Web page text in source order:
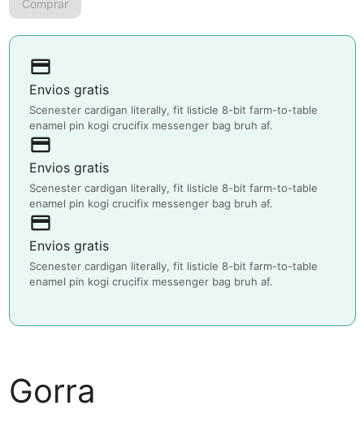
payment
Envios gratis
Scenester cardigan literally, fit listicle 8-bit farm-to-table
enamel pin kogi crucifix messenger bag bruh af.
payment
Envios gratis
Scenester cardigan literally, fit listicle 8-bit farm-to-table
enamel pin kogi crucifix messenger bag bruh af.
payment
Envios gratis
Scenester cardigan literally, fit listicle 8-bit farm-to-table
enamel pin kogi crucifix messenger bag bruh af.
Gorra